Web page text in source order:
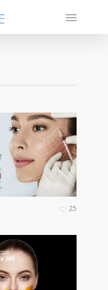
Menu
25